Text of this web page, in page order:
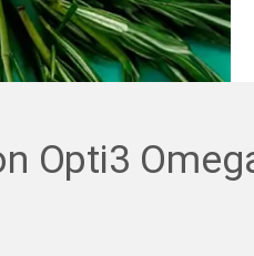
Opti3